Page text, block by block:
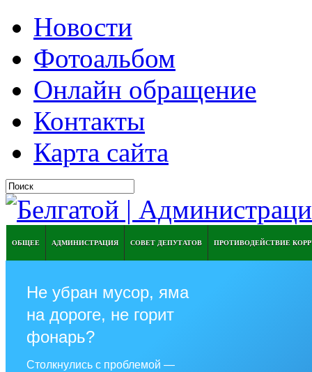
Новости
Фотоальбом
Онлайн обращение
Контакты
Карта сайта
ОБЩЕЕ АДМИНИСТРАЦИЯ СОВЕТ ДЕПУТАТОВ ПРОТИВОДЕЙСТВИЕ
Не убран мусор, яма
на дороге, не горит
фонарь?
Столкнулись с проблемой —